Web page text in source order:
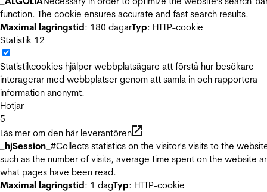
function. The cookie ensures accurate and fast search results.
Maximal lagringstid: 180 dagarTyp: HTTP-cookie
Statistik 12
Statistikcookies hjälper webbplatsägare att förstå hur besökare
interagerar med webbplatser genom att samla in och rapportera
information anonymt.
Hotjar
5
Läs mer om den här leverantören
_hjSession_#Collects statistics on the visitor's visits to the
such as the number of visits, average time spent on the website
what pages have been read.
Maximal lagringstid: 1 dagTyp: HTTP-cookie